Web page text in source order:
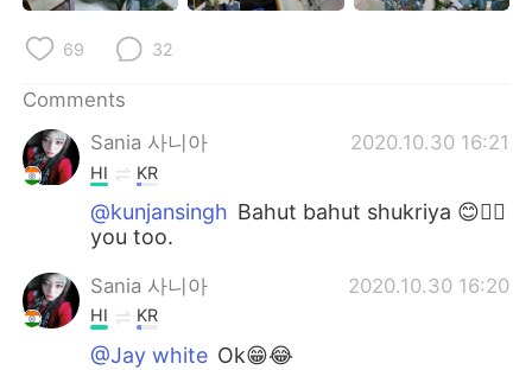
69 32
Comments
Sania 사니아
2020.10.30 16:21
HI KR
@kunjansingh Bahut bahut shukriya 😊✌🏻
you too.
Sania 사니아 2020.10.30 16:20
HI KR
@Jay white Ok😁😂